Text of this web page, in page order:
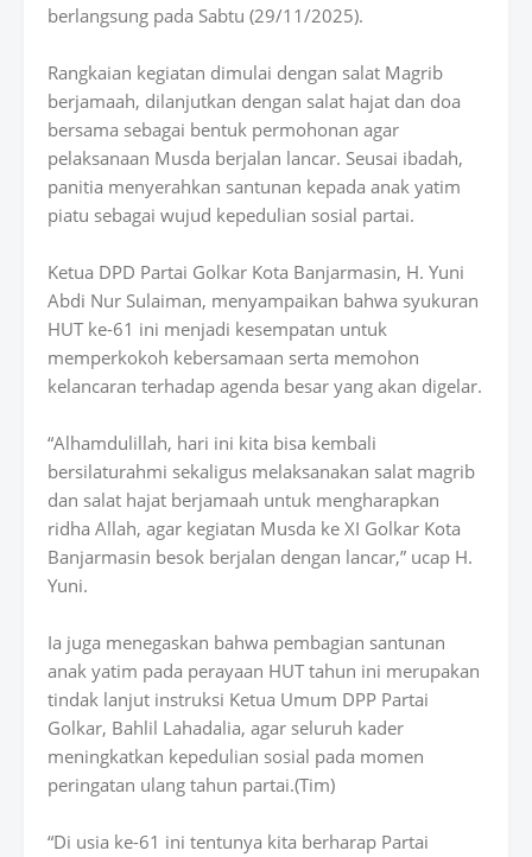
berlangsung pada Sabtu (29/11/2025).
Rangkaian kegiatan dimulai dengan salat Magrib
berjamaah, dilanjutkan dengan salat hajat dan doa
bersama sebagai bentuk permohonan agar
pelaksanaan Musda berjalan lancar. Seusai ibadah,
panitia menyerahkan santunan kepada anak yatim
piatu sebagai wujud kepedulian sosial partai.
Ketua DPD Partai Golkar Kota Banjarmasin, H. Yuni
Abdi Nur Sulaiman, menyampaikan bahwa syukuran
HUT ke-61 ini menjadi kesempatan untuk
memperkokoh kebersamaan serta memohon
kelancaran terhadap agenda besar yang akan digelar.
“Alhamdulillah, hari ini kita bisa kembali
bersilaturahmi sekaligus melaksanakan salat magrib
dan salat hajat berjamaah untuk mengharapkan
ridha Allah, agar kegiatan Musda ke XI Golkar Kota
Banjarmasin besok berjalan dengan lancar,” ucap H.
Yuni.
Ia juga menegaskan bahwa pembagian santunan
anak yatim pada perayaan HUT tahun ini merupakan
tindak lanjut instruksi Ketua Umum DPP Partai
Golkar, Bahlil Lahadalia, agar seluruh kader
meningkatkan kepedulian sosial pada momen
peringatan ulang tahun partai.(Tim)
“Di usia ke-61 ini tentunya kita berharap Partai